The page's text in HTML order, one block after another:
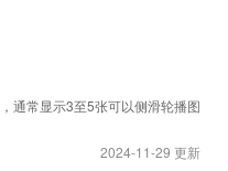
通常显示3至5张可以侧滑轮播图
2024-11-29 更新